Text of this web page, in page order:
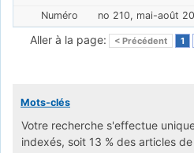
no 210, mai-août
Aller à la page: < Précédent 1
Mots-clés
Votre recherche s'effectue
indexés, soit 13 % des articles de